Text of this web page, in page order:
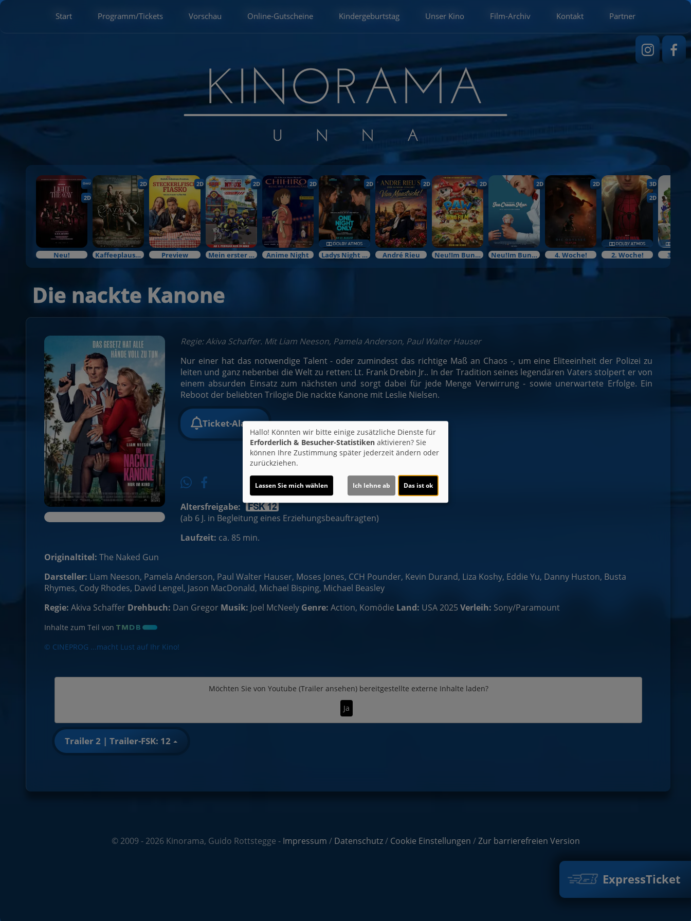
ExpressTicket
Start Programm/Tickets Vorschau Online-Gutscheine Kindergeburtstag Unser Kino Film-Archiv Kontakt Partner
OmU
2D
Neu!
2D
Kaffeeplausch & Kinozauber
2D
Preview
2D
Mein erster Kinobesuch
2D
Anime Night
2D
Ladys Night Preview
2D
André Rieu
2D
Neu!Im Bundesstart
2D
Neu!Im Bundesstart
2D
4. Woche!
3D
2D
2. Woche! 3.
Die nackte Kanone
Regie: Akiva Schaffer. Mit Liam Neeson, Pamela Anderson, Paul Walter Hauser
Nur einer hat das notwendige Talent - oder zumindest das richtige Maß an Chaos -, um eine Eliteeinheit der Polizei zu
leiten und ganz nebenbei die Welt zu retten: Lt. Frank Drebin Jr.. In der Tradition seines legendären Vaters stolpert er von
einem absurden Einsatz zum nächsten und sorgt dabei für jede Menge Verwirrung - sowie unerwartete Erfolge. Ein
Reboot der beliebten Trilogie Die nackte Kanone mit Leslie Nielsen.
Ticket-Alarm
Altersfreigabe:
(ab 6 J. in Begleitung eines Erziehungsbeauftragten)
Laufzeit: ca. 85 min.
Originaltitel: The Naked Gun
Darsteller: Liam Neeson, Pamela Anderson, Paul Walter Hauser, Moses Jones, CCH Pounder, Kevin Durand, Liza Koshy, Eddie Yu, Danny Huston, Busta
Rhymes, Cody Rhodes, David Lengel, Jason MacDonald, Michael Bisping, Michael Beasley
Regie: Akiva Schaffer Drehbuch: Dan Gregor Musik: Joel McNeely Genre: Action, Komödie Land: USA 2025Verleih: Sony/Paramount
Inhalte zum Teil von
© CINEPROG ...macht Lust auf Ihr Kino!
Möchten Sie von Youtube (Trailer ansehen)bereitgestellte externe Inhalte laden?
Ja
Trailer 2 | Trailer-FSK: 12
© 2009 - 2026 Kinorama, Guido Rottstegge - Impressum / Datenschutz/ Cookie Einstellungen /Zur barrierefreien Version
Hallo! Könnten wir bitte einige zusätzliche Dienste für
Erforderlich & Besucher-Statistiken aktivieren? Sie
können Ihre Zustimmung später jederzeit ändern oder
zurückziehen.
Lassen Sie mich wählen Ich lehne ab Das ist ok